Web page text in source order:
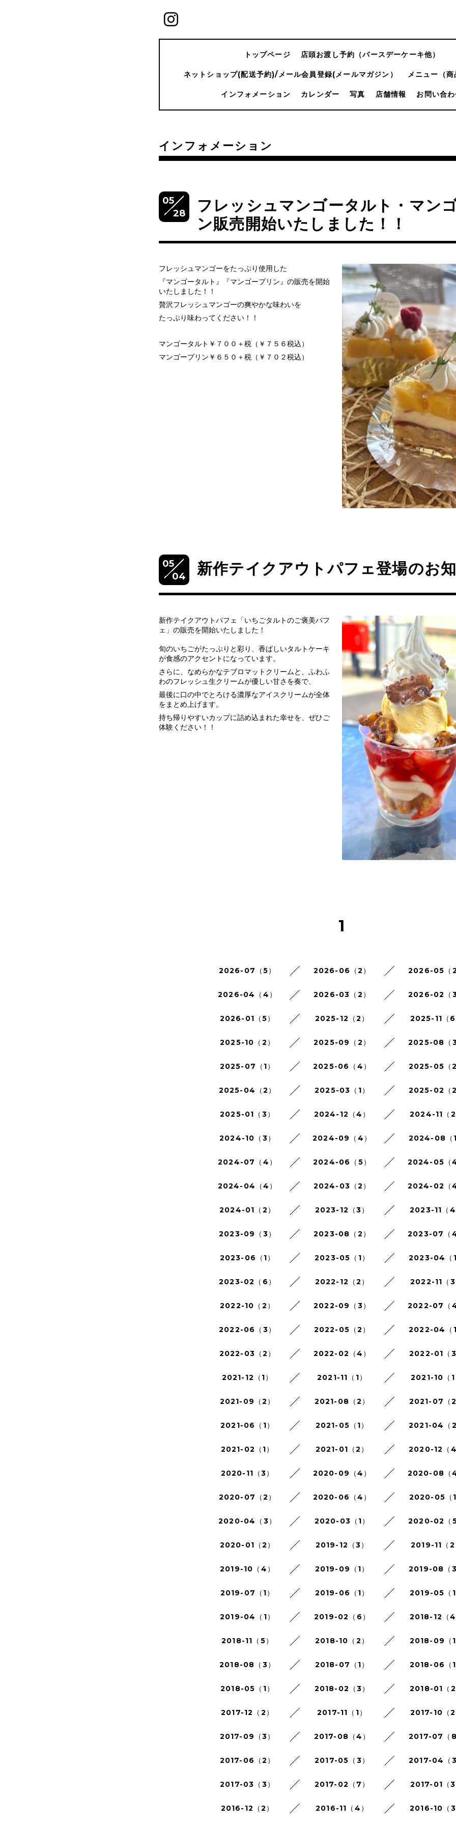
トップページ 店頭お渡し予約（バースデーケーキ他）
ネットショップ(配送予約)/メール会員登録(メールマガジン） メニュー（
インフォメーション カレンダー 写真 店舗情報 お問い合
インフォメーション
05
28
フレッシュマンゴータルト・マン
ン販売開始いたしました！！
フレッシュマンゴーをたっぷり使用した
『マンゴータルト』『マンゴープリン』の販売を開始
いたしました！！
贅沢フレッシュマンゴーの爽やかな味わいを
たっぷり味わってください！！
マンゴータルト￥７００＋税（￥７５６税込）
マンゴープリン￥６５０＋税（￥７０２税込）
05
04
新作テイクアウトパフェ登場のお
新作テイクアウトパフェ「いちごタルトのご褒美パフ
ェ」の販売を開始いたしました！
旬のいちごがたっぷりと彩り、香ばしいタルトケーキ
が食感のアクセントになっています。
さらに、なめらかなテブロマットクリームと、ふわふ
わのフレッシュ生クリームが優しい甘さを奏で、
最後に口の中でとろける濃厚なアイスクリームが全体
をまとめ上げます。
持ち帰りやすいカップに詰め込まれた幸せを、ぜひご
体験ください！！
1
2026-07（5） 2026-06（2） 2026-05（
2026-04（4） 2026-03（2） 2026-02（
2026-01（5） 2025-12（2） 2025-11（
2025-10（2） 2025-09（2） 2025-08（
2025-07（1） 2025-06（4） 2025-05（
2025-04（2） 2025-03（1） 2025-02（
2025-01（3） 2024-12（4） 2024-11（
2024-10（3） 2024-09（4） 2024-08（
2024-07（4） 2024-06（5） 2024-05（
2024-04（4） 2024-03（2） 2024-02（
2024-01（2） 2023-12（3） 2023-11（
2023-09（3） 2023-08（2） 2023-07（
2023-06（1） 2023-05（1） 2023-04（
2023-02（6） 2022-12（2） 2022-11（
2022-10（2） 2022-09（3） 2022-07（
2022-06（3） 2022-05（2） 2022-04（
2022-03（2） 2022-02（4） 2022-01（
2021-12（1） 2021-11（1） 2021-10（1
2021-09（2） 2021-08（2） 2021-07（
2021-06（1） 2021-05（1） 2021-04（
2021-02（1） 2021-01（2） 2020-12（
2020-11（3） 2020-09（4） 2020-08（
2020-07（2） 2020-06（4） 2020-05（
2020-04（3） 2020-03（1） 2020-02（
2020-01（2） 2019-12（3） 2019-11（2
2019-10（4） 2019-09（1） 2019-08（
2019-07（1） 2019-06（1） 2019-05（
2019-04（1） 2019-02（6） 2018-12（
2018-11（5） 2018-10（2） 2018-09（
2018-08（3） 2018-07（1） 2018-06（
2018-05（1） 2018-02（3） 2018-01（
2017-12（2） 2017-11（1） 2017-10（
2017-09（3） 2017-08（4） 2017-07（
2017-06（2） 2017-05（3） 2017-04（
2017-03（3） 2017-02（7） 2017-01（
2016-12（2） 2016-11（4） 2016-10（